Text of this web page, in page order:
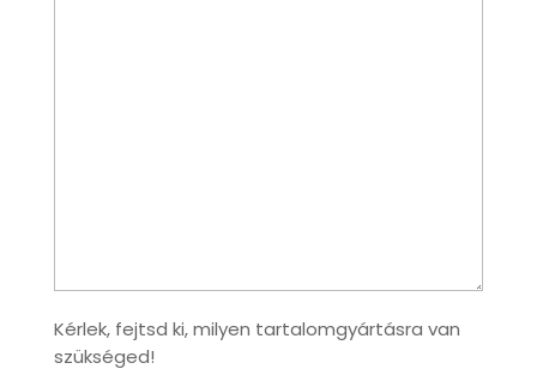
Kérlek, fejtsd ki, milyen tartalomgyártásra van
szükséged!